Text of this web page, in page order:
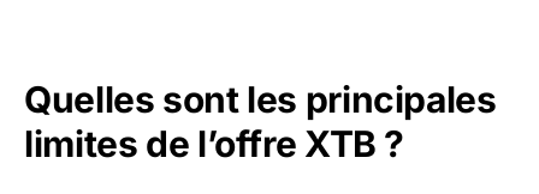
Quelles sont les principales
limites de l’offre XTB ?